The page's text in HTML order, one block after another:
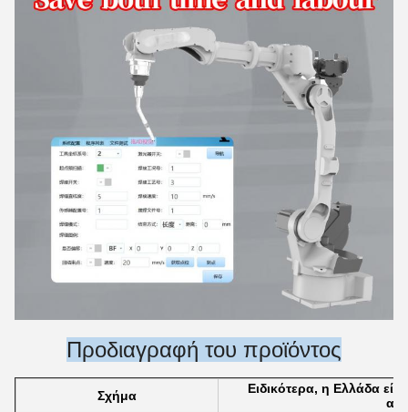
Προδιαγραφή του προϊόντος
Σχήμα
Ειδικότερα, η Ελλάδα